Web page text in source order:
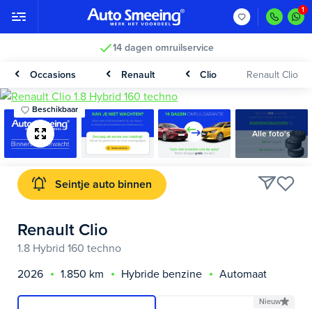
14 dagen omruilservice
Occasions Renault Clio Renault Clio
Beschikbaar
Alle foto's
Seintje auto binnen
Renault Clio
1.8 Hybrid 160 techno
2026
1.850 km Hybride benzine Automaat
Nieuw